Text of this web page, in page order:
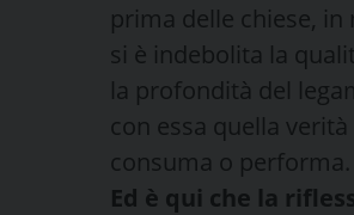
prima delle chiese,
si è indebolita la
la profondità del
con essa quella
consuma o performa.
Ed è qui che la